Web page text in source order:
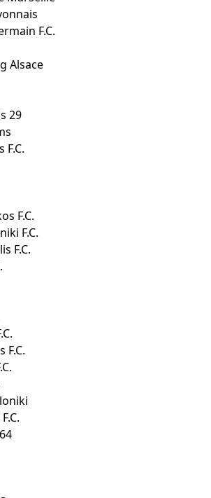
F.C.
Alsace
29
F.C.
F.C.
F.C.
F.C.
F.C.